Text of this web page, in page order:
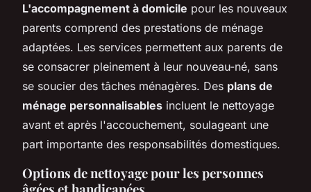
L'accompagnement à domicile pour les nouveaux
parents comprend des prestations de ménage
adaptées. Les services permettent aux parents de
se consacrer pleinement à leur nouveau-né, sans
se soucier des tâches ménagères. Des plans de
ménage personnalisables incluent le nettoyage
avant et après l'accouchement, soulageant une
part importante des responsabilités domestiques.
Options de nettoyage pour les personnes